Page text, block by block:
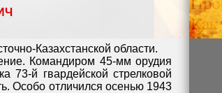
Казахстанской области.
Командиром 45-мм орудия
73-й гвардейской стрелковой
Особо отличился осенью 1943